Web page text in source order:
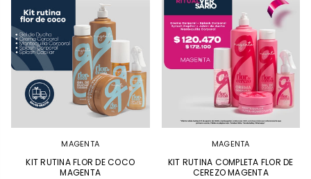
MAGENTA
KIT RUTINA FLOR DE COCO
MAGENTA
MAGENTA
KIT RUTINA COMPLETA FLOR DE
CEREZO MAGENTA